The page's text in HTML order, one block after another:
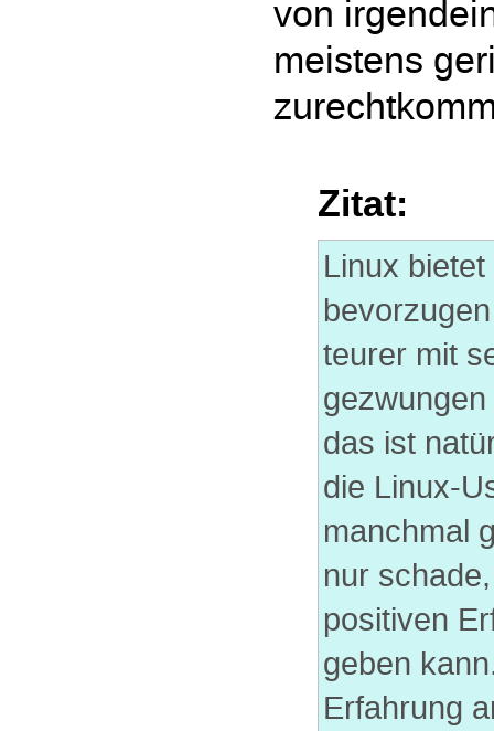
von
meistens
Zitat:
Linux
teurer mit
das ist
die Linux-
manchmal
nur
positiven
geben
Erfahrung